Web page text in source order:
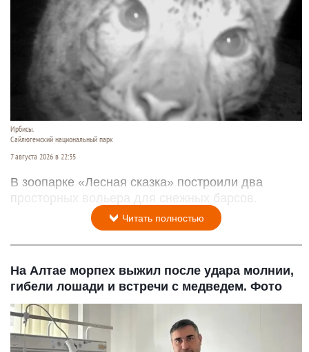
Ирбисы.
Сайлюгемский национальный парк
7 августа 2026 в 22:35
В зоопарке «Лесная сказка» построили два
просторных вольера для снежных барсов.
Читать полностью
На Алтае морпех выжил после удара молнии,
гибели лошади и встречи с медведем. Фото